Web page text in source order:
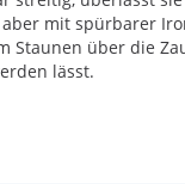
mit spürbarer
Staunen über die
lässt.